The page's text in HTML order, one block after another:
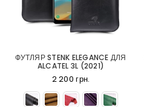
ФУТЛЯР STENK ELEGANCE ДЛЯ
ALCATEL 3L (2021)
2 200 грн.